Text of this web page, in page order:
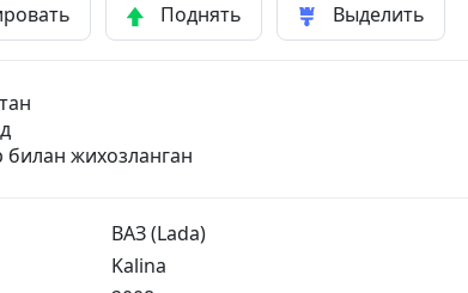
Поднять Выделить
жихозланган
ВАЗ (Lada)
Kalina